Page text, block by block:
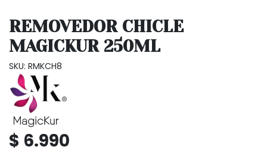
REMOVEDOR CHICLE
MAGICKUR 250ML
SKU: RMKCH8
$ 6.990